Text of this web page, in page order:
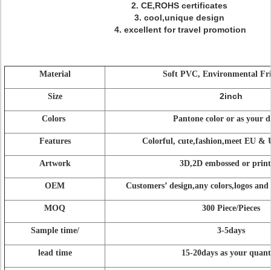
2. CE,ROHS certificates
3. cool,unique design
4. excellent for travel promotion
Material Soft PVC, Environmental
Size 2inch
Colors Pantone color or as your
Features Colorful, cute,fashion,meet EU &
Artwork 3D,2D embossed or
OEM Customers’ design,any colors,logos
MOQ 300 Piece/Pieces
Sample time/ 3-5days
lead time 15-20days as your